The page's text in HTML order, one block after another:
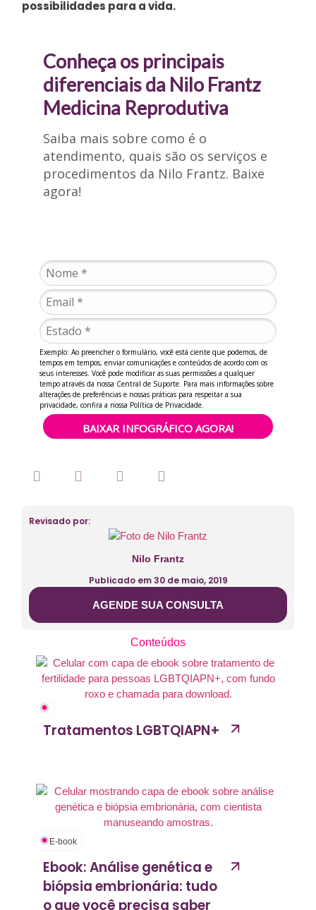
possibilidades para a vida.
Conheça os principais
diferenciais da Nilo Frantz
Medicina Reprodutiva
Saiba mais sobre como é o
atendimento, quais são os serviços e
procedimentos da Nilo Frantz. Baixe
agora!
Exemplo: Ao preencher o formulário, você está ciente que podemos, de
tempos em tempos, enviar comunicações e conteúdos de acordo com os
seus interesses. Você pode modificar as suas permissões a qualquer
tempo através da nossa Central de Suporte. Para mais informações sobre
alterações de preferências e nossas práticas para respeitar a sua
privacidade, confira a nossa Política de Privacidade.
BAIXAR INFOGRÁFICO AGORA!
Revisado por:
Nilo Frantz
Publicado em 30 de maio, 2019
AGENDE SUA CONSULTA
Conteúdos
Tratamentos LGBTQIAPN+
E-book
Ebook: Análise genética e
biópsia embrionária: tudo
o que você precisa saber